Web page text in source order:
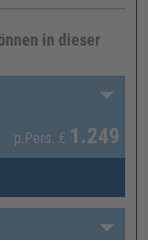
in dieser
p.Pers. € 1.249